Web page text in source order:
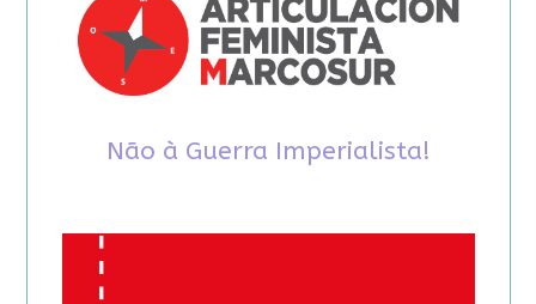
Não à Guerra Imperialista!